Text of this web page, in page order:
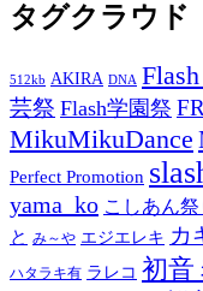
タグクラウド
512kb AKIRA DNA
芸祭 Flash学園祭
MikuMikuDance
Perfect Promotion
yama_ko こしあん祭
と み～や エジエレキ カ
ハタラキ有 ラレコ 初音